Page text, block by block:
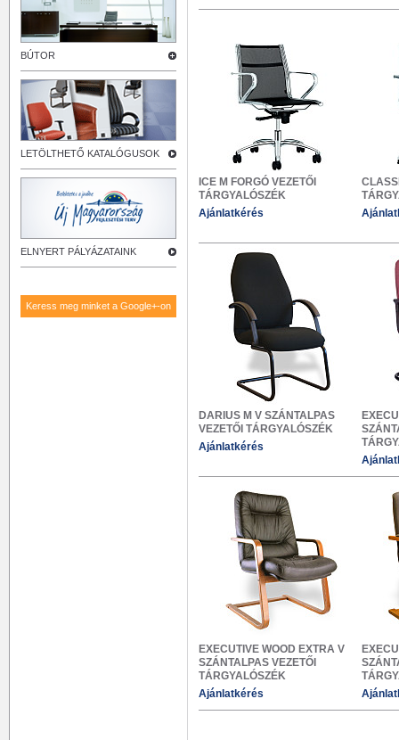
BÚTOR
LETÖLTHETŐ KATALÓGUSOK
ELNYERT PÁLYÁZATAINK
Keress meg minket a Google+-on
ICE M FORGÓ VEZETŐI
TÁRGYALÓSZÉK
Ajánlatkérés
DARIUS M V SZÁNTALPAS
VEZETŐI TÁRGYALÓSZÉK
Ajánlatkérés
EXECUTIVE WOOD EXTRA V
SZÁNTALPAS VEZETŐI
TÁRGYALÓSZÉK
Ajánlatkérés